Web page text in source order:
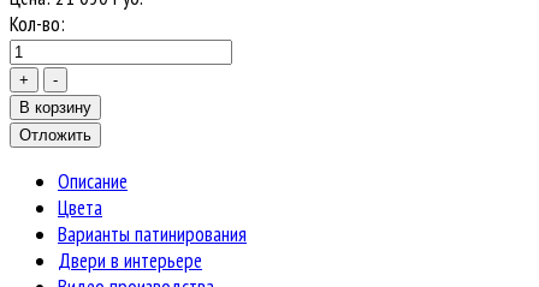
Кол-во:
Описание
Цвета
Варианты патинирования
Двери в интерьере